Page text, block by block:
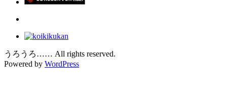
うろうろ…… All rights reserved.
Powered by WordPress